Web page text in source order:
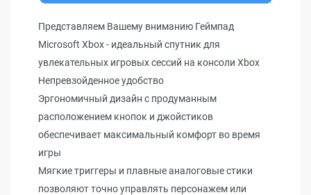
Представляем Вашему вниманию Геймпад
Microsoft Xbox - идеальный спутник для
увлекательных игровых сессий на консоли Xbox
Непревзойденное удобство
Эргономичный дизайн с продуманным
расположением кнопок и джойстиков
обеспечивает максимальный комфорт во время
игры
Мягкие триггеры и плавные аналоговые стики
позволяют точно управлять персонажем или